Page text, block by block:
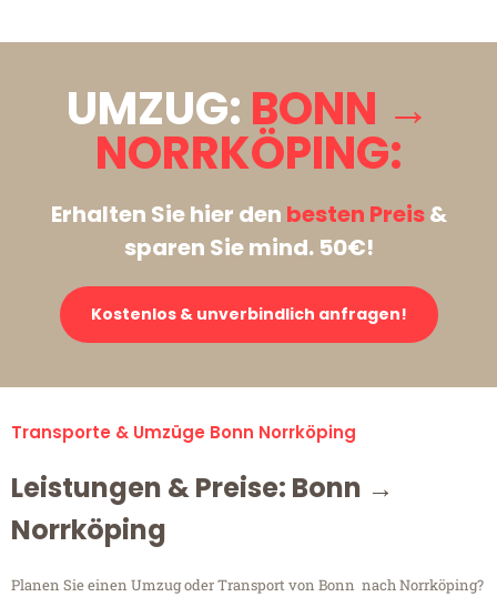
UMZUG: BONN →
NORRKÖPING:
Erhalten Sie hier den besten Preis&
sparen Sie mind. 50€!
Kostenlos & unverbindlich anfragen!
Transporte & Umzüge Bonn Norrköping
Leistungen & Preise: Bonn →
Norrköping
Planen Sie einen Umzug oder Transport von Bonn nach Norrköping?